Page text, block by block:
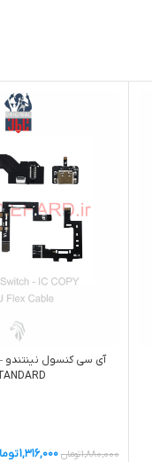
1,880,000تومان 1,316,000